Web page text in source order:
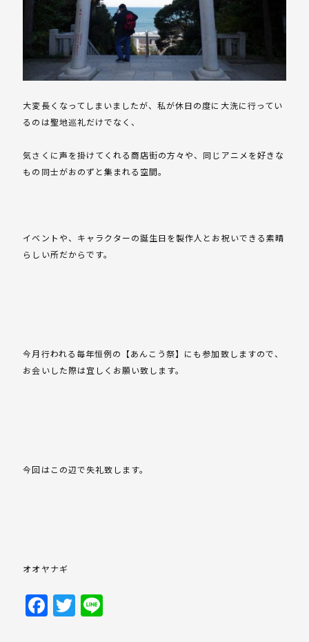
大変長くなってしまいましたが、私が休日の度に大洗に行ってい
るのは聖地巡礼だけでなく、
気さくに声を掛けてくれる商店街の方々や、同じアニメを好きな
もの同士がおのずと集まれる空間。
イベントや、キャラクターの誕生日を製作人とお祝いできる素晴
らしい所だからです。
今月行われる毎年恒例の【あんこう祭】にも参加致しますので、
お会いした際は宜しくお願い致します。
今回はこの辺で失礼致します。
オオヤナギ
Facebook
Twitter